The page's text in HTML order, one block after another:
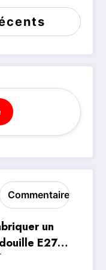
Commentaire
un
E27
à